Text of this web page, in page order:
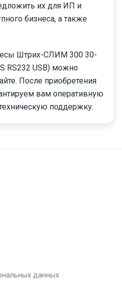
их для ИП и
бизнеса, а также
Штрих-СЛИМ 300 30-
RS232 USB) можно
После приобретения
вам оперативную
поддержку.
данных